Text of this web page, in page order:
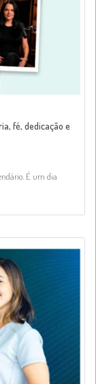
fé, dedicação e
É um dia